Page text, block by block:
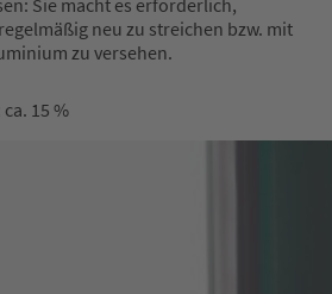
Sie macht es erforderlich,
neu zu streichen bzw. mit
zu versehen.
15 %